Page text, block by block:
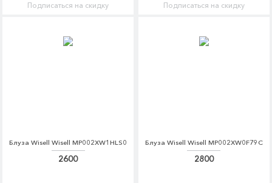
Подписаться на скидку Подписаться на скидку
Блуза Wisell Wisell MP002XW1HLS0
2600
Блуза Wisell Wisell MP002XW0F79C
2800